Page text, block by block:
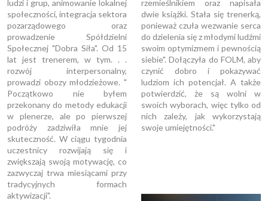
ludzi i grup, animowanie lokalnej
społeczności, integracja sektora
pozarządowego oraz
prowadzenie Spółdzielni
Społecznej "Dobra Siła". Od 15
lat jest trenerem, w tym. . .
rozwój interpersonalny,
prowadzi obozy młodzieżowe. "
Początkowo nie byłem
przekonany do metody edukacji
w plenerze, ale po pierwszej
podróży zadziwiła mnie jej
skuteczność. W ciągu tygodnia
uczestnicy rozwijają się i
zwiększają swoją motywację, co
zazwyczaj trwa miesiącami przy
tradycyjnych formach
aktywizacji".
rzemieślnikiem oraz napisała
dwie książki. Stała się trenerką,
ponieważ czuła wezwanie serca
do dzielenia się z młodymi ludźmi
swoim optymizmem i pewnością
siebie". Dołączyła do FOLM, aby
czynić dobro i pokazywać
ludziom ich potencjał. A także
potwierdzić, że są wolni w
swoich wyborach, więc tylko od
nich zależy, jak wykorzystają
swoje umiejętności."